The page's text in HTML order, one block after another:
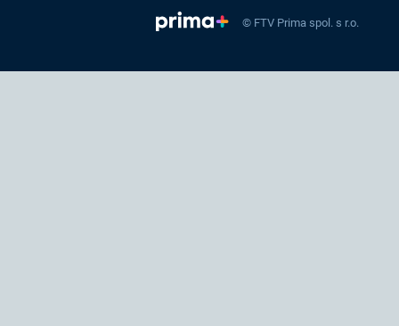
© FTV Prima spol. s r.o.